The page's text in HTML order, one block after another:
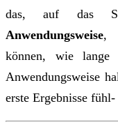
das, auf das
Anwendungsweise,
können, wie lange
Anwendungsweise
erste Ergebnisse